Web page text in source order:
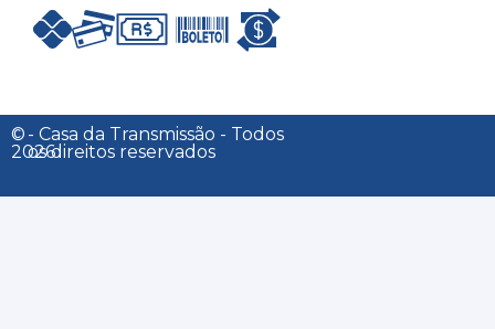
©
2026
- Casa da Transmissão - Todos
os direitos reservados